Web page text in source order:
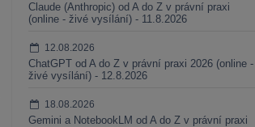
Claude (Anthropic) od A do Z v právní praxi
(online - živé vysílání) - 11.8.2026
12.08.2026
ChatGPT od A do Z v právní praxi 2026 (online -
živé vysílání) - 12.8.2026
18.08.2026
Gemini a NotebookLM od A do Z v právní praxi